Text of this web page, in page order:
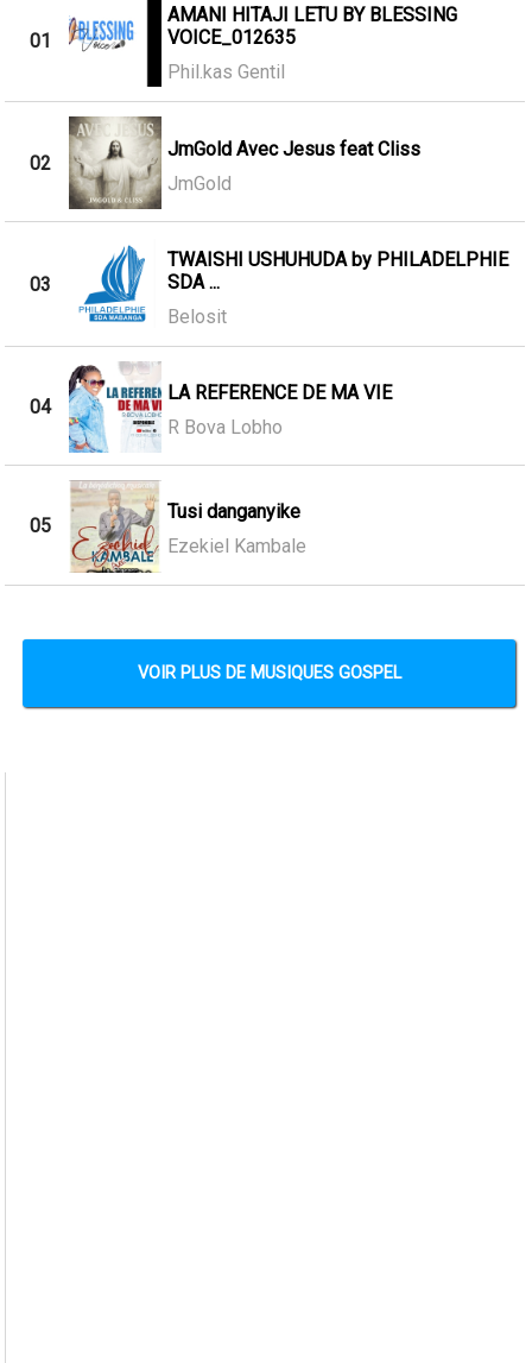
01
AMANI HITAJI LETU BY BLESSING
VOICE_012635
Phil.kas Gentil
02
JmGold Avec Jesus feat Cliss
JmGold
03
TWAISHI USHUHUDA by PHILADELPHIE
SDA ...
Belosit
04
LA REFERENCE DE MA VIE
R Bova Lobho
05
Tusi danganyike
Ezekiel Kambale
VOIR PLUS DE MUSIQUES GOSPEL